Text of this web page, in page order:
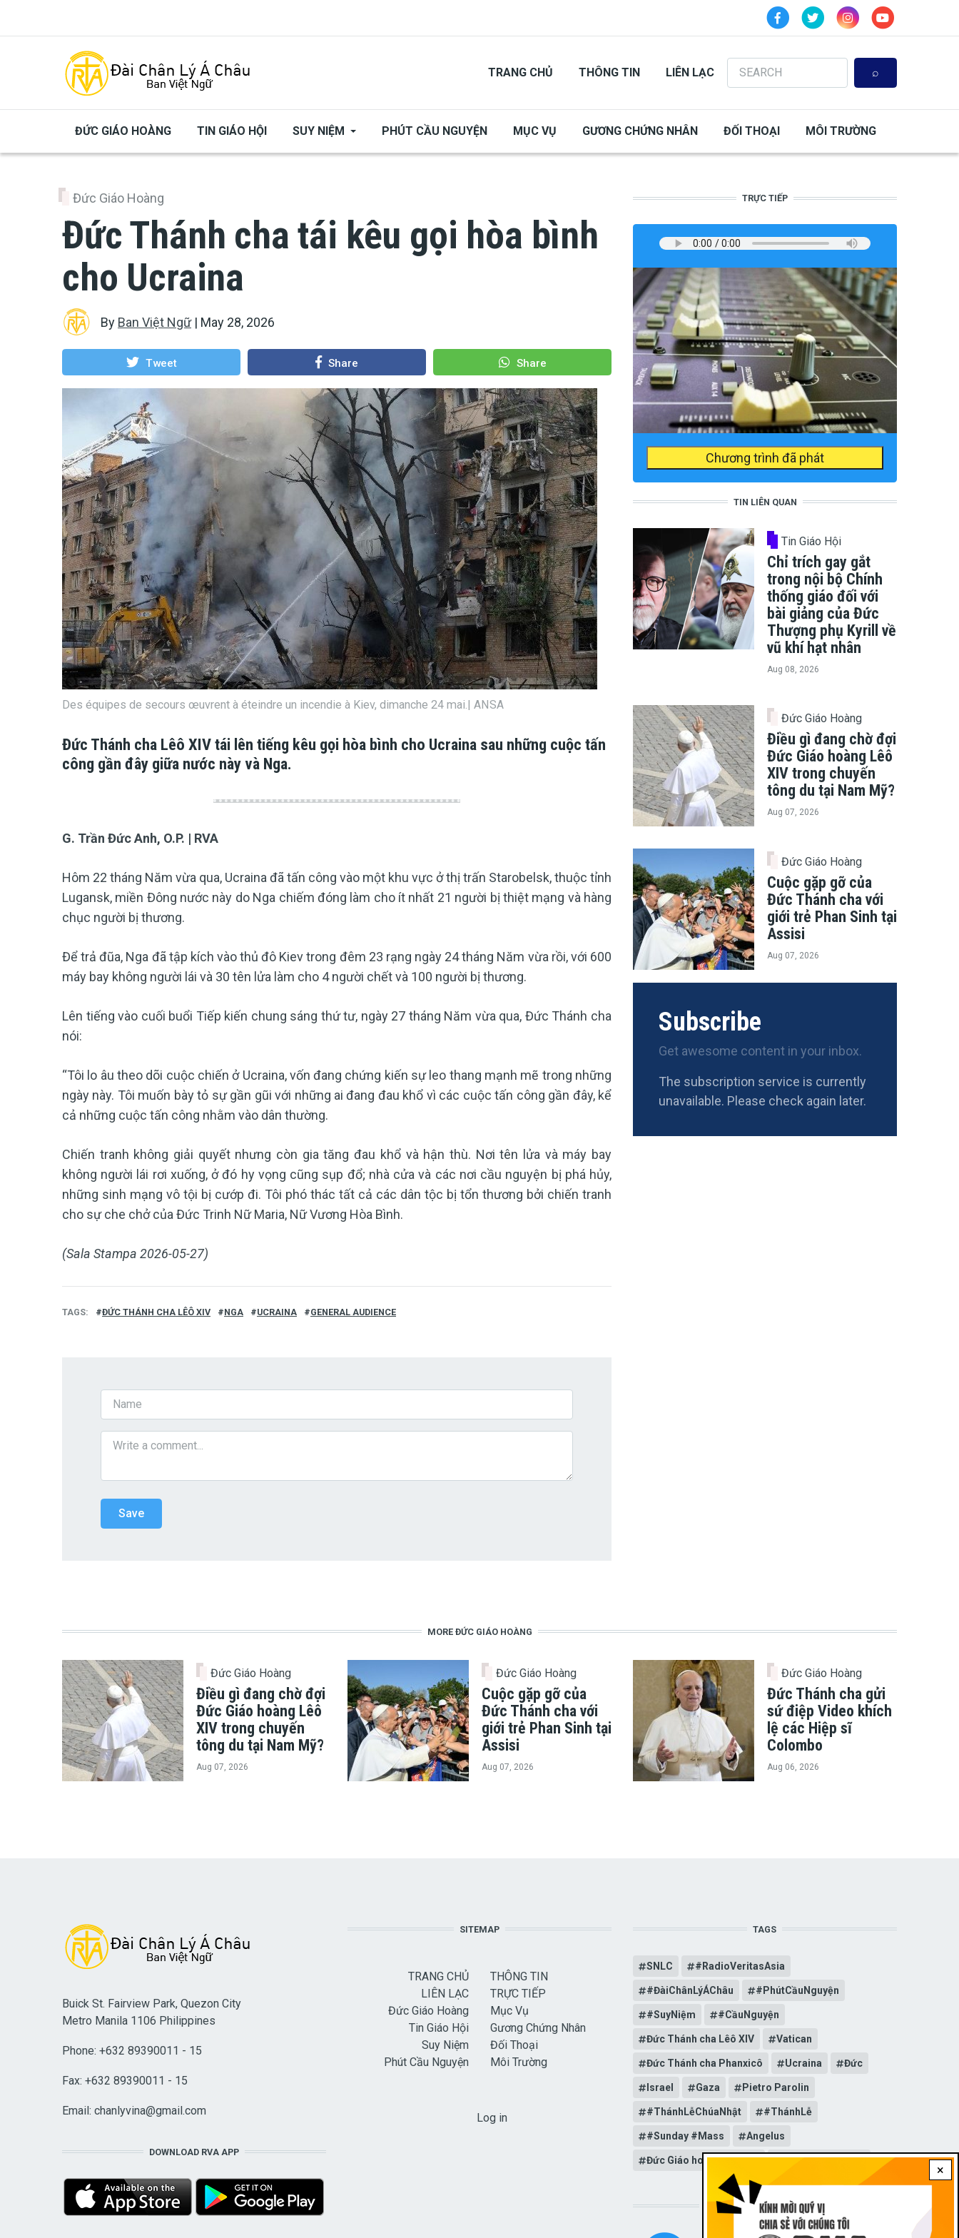
TRANG CHỦ THÔNG TIN LIÊN LẠC
Search
ĐỨC GIÁO HOÀNG TIN GIÁO HỘI SUY NIỆM PHÚT CẦU NGUYỆN MỤC VỤ GƯƠNG CHỨNG NHÂN ĐỐI THOẠI MÔI TRƯỜNG
Đức Giáo Hoàng
Đức Thánh cha tái kêu gọi hòa bình
cho Ucraina
By Ban Việt Ngữ| May 28, 2026
Tweet Share Share
Des équipes de secours œuvrent à éteindre un incendie à Kiev, dimanche 24 mai.| ANSA
Đức Thánh cha Lêô XIV tái lên tiếng kêu gọi hòa bình cho Ucraina sau những cuộc tấn
công gần đây giữa nước này và Nga.
G. Trần Đức Anh, O.P. | RVA
Hôm 22 tháng Năm vừa qua, Ucraina đã tấn công vào một khu vực ở thị trấn Starobelsk, thuộc tỉnh
Lugansk, miền Đông nước này do Nga chiếm đóng làm cho ít nhất 21 người bị thiệt mạng và hàng
chục người bị thương.
Để trả đũa, Nga đã tập kích vào thủ đô Kiev trong đêm 23 rạng ngày 24 tháng Năm vừa rồi, với 600
máy bay không người lái và 30 tên lửa làm cho 4 người chết và 100 người bị thương.
Lên tiếng vào cuối buổi Tiếp kiến chung sáng thứ tư, ngày 27 tháng Năm vừa qua, Đức Thánh cha
nói:
“Tôi lo âu theo dõi cuộc chiến ở Ucraina, vốn đang chứng kiến sự leo thang mạnh mẽ trong những
ngày này. Tôi muốn bày tỏ sự gần gũi với những ai đang đau khổ vì các cuộc tấn công gần đây, kể
cả những cuộc tấn công nhằm vào dân thường.
Chiến tranh không giải quyết nhưng còn gia tăng đau khổ và hận thù. Nơi tên lửa và máy bay
không người lái rơi xuống, ở đó hy vọng cũng sụp đổ; nhà cửa và các nơi cầu nguyện bị phá hủy,
những sinh mạng vô tội bị cướp đi. Tôi phó thác tất cả các dân tộc bị tổn thương bởi chiến tranh
cho sự che chở của Đức Trinh Nữ Maria, Nữ Vương Hòa Bình.
(Sala Stampa 2026-05-27)
TAGS ĐỨC THÁNH CHA LÊÔ XIV NGA UCRAINA GENERAL AUDIENCE
TRỰC TIẾP
Chương trình đã phát
TIN LIÊN QUAN
Tin Giáo Hội
Chỉ trích gay gắt
trong nội bộ Chính
thống giáo đối với
bài giảng của Đức
Thượng phụ Kyrill về
vũ khí hạt nhân
Aug 08, 2026
Đức Giáo Hoàng
Điều gì đang chờ đợi
Đức Giáo hoàng Lêô
XIV trong chuyến
tông du tại Nam Mỹ?
Aug 07, 2026
Đức Giáo Hoàng
Cuộc gặp gỡ của
Đức Thánh cha với
giới trẻ Phan Sinh tại
Assisi
Aug 07, 2026
Subscribe
Get awesome content in your inbox.
The subscription service is currently
unavailable. Please check again later.
MORE ĐỨC GIÁO HOÀNG
Đức Giáo Hoàng
Điều gì đang chờ đợi
Đức Giáo hoàng Lêô
XIV trong chuyến
tông du tại Nam Mỹ?
Aug 07, 2026
Đức Giáo Hoàng
Cuộc gặp gỡ của
Đức Thánh cha với
giới trẻ Phan Sinh tại
Assisi
Aug 07, 2026
Đức Giáo Hoàng
Đức Thánh cha gửi
sứ điệp Video khích
lệ các Hiệp sĩ
Colombo
Aug 06, 2026
×
Buick St. Fairview Park, Quezon City
Metro Manila 1106 Philippines
Phone: +632 89390011 - 15
Fax: +632 89390011 - 15
Email: chanlyvina@gmail.com
DOWNLOAD RVA APP
SITEMAP
TRANG CHỦ
LIÊN LẠC
Đức Giáo Hoàng
Tin Giáo Hội
Suy Niệm
Phút Cầu Nguyện
THÔNG TIN
TRỰC TIẾP
Mục Vụ
Gương Chứng Nhân
Đối Thoại
Môi Trường
Log in
TAGS
SNLC #RadioVeritasAsia
#ĐàiChânLýÁChâu #PhútCầuNguyện
#SuyNiệm #CầuNguyện
Đức Thánh cha Lêô XIV Vatican
Đức Thánh cha Phanxicô Ucraina Đức
Israel Gaza Pietro Parolin
#ThánhLễChúaNhật #ThánhLễ
#Sunday #Mass Angelus
Đức Giáo hoàng Lêô XIV General Audience
STAY CONNECTED WITH US!